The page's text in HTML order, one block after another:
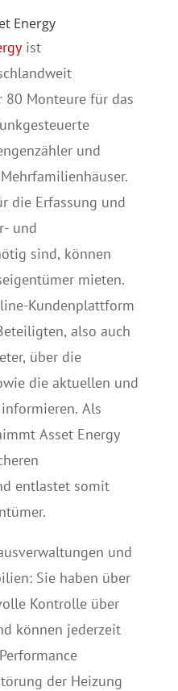
Energy
ist
Monteure für das
und
die Erfassung und
und
sind, können
mieten.
Kundenplattform
also auch
über die
die aktuellen und
Als
Asset Energy
entlastet somit
und
Sie haben über
Kontrolle über
können jederzeit
der Heizung